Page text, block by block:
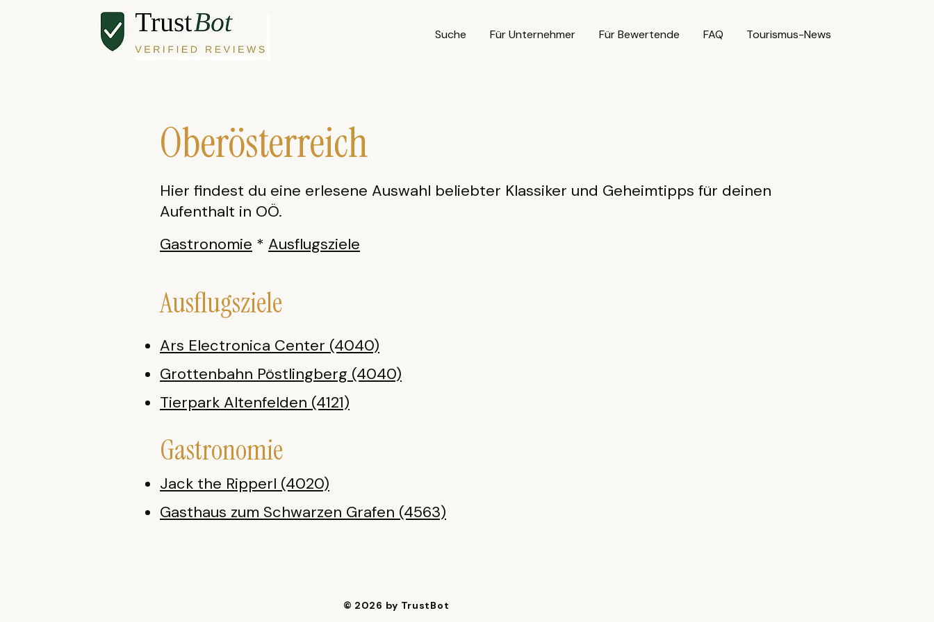
Suche Für Unternehmer Für Bewertende FAQ Tourismus-News
Oberösterreich
Hier findest du eine erlesene Auswahl beliebter Klassiker und Geheimtipps für deinen
Aufenthalt in OÖ.
Gastronomie * Ausflugsziele
Ausflugsziele
Ars Electronica Center (4040)
Grottenbahn Pöstlingberg (4040)
Tierpark Altenfelden (4121)
Gastronomie
Jack the Ripperl (4020)
Gasthaus zum Schwarzen Grafen (4563)
© 2026 by TrustBot